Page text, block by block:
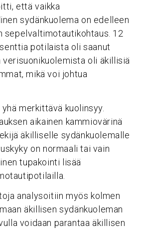
että vaikka
sydänkuolema on edelleen
sepelvaltimotautikohtaus. 12
potilaista oli saanut
oli äkillisiä
mikä voi johtua
merkittävä kuolinsyy.
aikainen kammiovärinä
äkilliselle sydänkuolemalle
on normaali tai vain
tupakointi lisää
analysoitiin myös kolmen
äkillisen sydänkuoleman
voidaan parantaa äkillisen